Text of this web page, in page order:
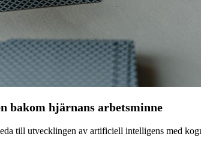
bakom hjärnans arbetsminne
till utvecklingen av artificiell intelligens med